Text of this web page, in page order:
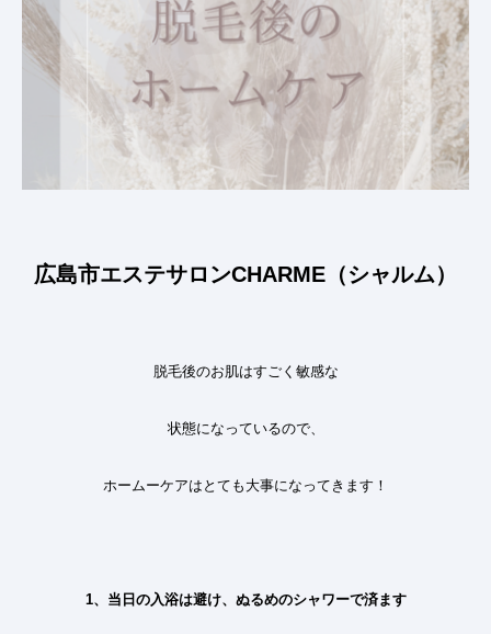
広島市エステサロンCHARME（シャルム）
脱毛後のお肌はすごく敏感な
状態になっているので、
ホームーケアはとても大事になってきます！
1、当日の入浴は避け、ぬるめのシャワーで済ます